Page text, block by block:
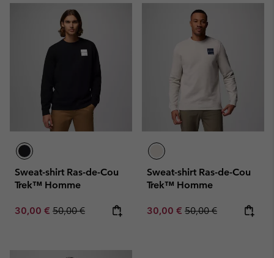
Sweat-shirt Ras-de-Cou
Trek™ Homme
Sale price:
30,00 € Regular price:
50,00 €
Sweat-shirt Ras-de-Cou
Trek™ Homme
Sale price:
30,00 € Regular price:
50,00 €